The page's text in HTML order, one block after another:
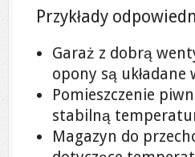
Przykłady
Garaż z dobrą
opony są
Pomieszczenie
stabilną
Magazyn do